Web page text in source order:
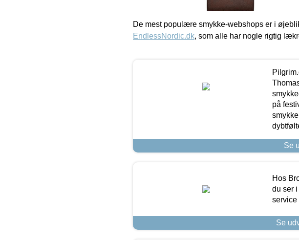
De mest populære smykke-webshops er i
EndlessNordic.dk, som alle har nogle rigtig
på
Se
Hos
du ser
service
Se